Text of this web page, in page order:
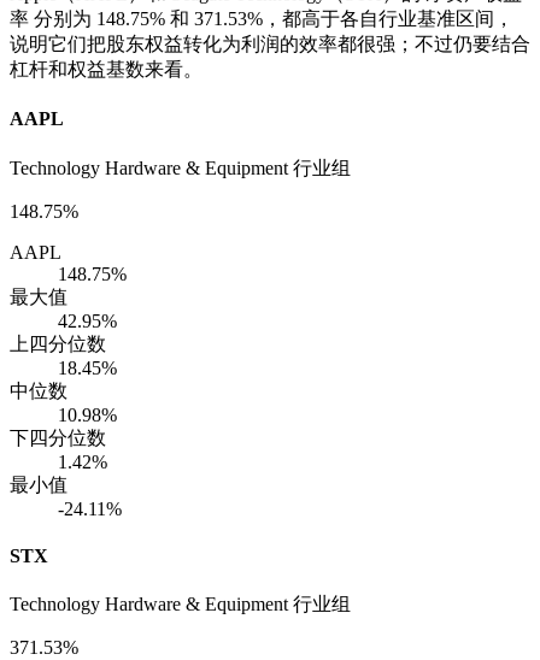
率 分别为 148.75% 和 371.53%，都高于各自行业基准区间，
说明它们把股东权益转化为利润的效率都很强；不过仍要结合
杠杆和权益基数来看。
AAPL
Technology Hardware & Equipment 行业组
148.75%
AAPL
148.75%
最大值
42.95%
上四分位数
18.45%
中位数
10.98%
下四分位数
1.42%
最小值
-24.11%
STX
Technology Hardware & Equipment 行业组
371.53%